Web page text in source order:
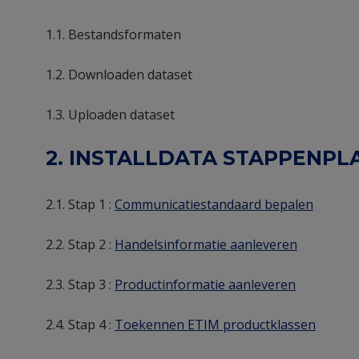
1.1. Bestandsformaten
1.2. Downloaden dataset
1.3. Uploaden dataset
2. INSTALLDATA
2.1. Stap 1 : Communicatiestandaard bepalen
2.2. Stap 2 : Handelsinformatie aanleveren
2.3. Stap 3 : Productinformatie aanleveren
2.4. Stap 4 : Toekennen ETIM productklassen